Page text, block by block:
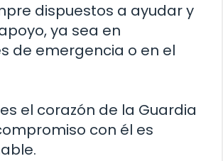
dispuestos a ayudar y
ya sea en
de emergencia o en el
el corazón de la Guardia
con él es